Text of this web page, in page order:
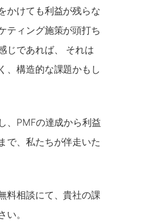
かけても利益が残らな
ティング施策が頭打ち
じであれば、 それは
、構造的な課題かもし
、PMFの達成から利益
で、私たちが伴走いた
料相談にて、貴社の課
い。